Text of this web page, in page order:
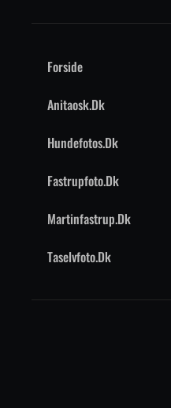
Forside
Anitaosk.dk
Hundefotos.dk
Fastrupfoto.dk
Martinfastrup.dk
Taselvfoto.dk